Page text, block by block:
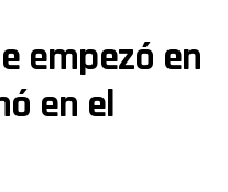
empezó en
en el